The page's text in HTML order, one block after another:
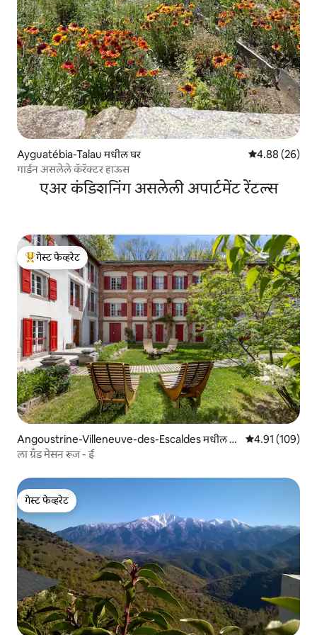
Ayguatébia-Talau मधील घर 5 पैकी 4.88
4.88 (26)
गार्डन असलेले कॅरॅक्टर हाऊस
एअर कंडिशनिंग असलेली अपार्टमेंट रेंटल्स
टॉप गेस्ट फेव्हरेट
गेस्ट फेव्हरेट
Angoustrine-Villeneuve-des-Escaldes मधील अ
पार्टमेंट
5 पैकी 4.91
4.91 (109)
ला ग्रँड मेसन रूज - ई
गेस्ट फेव्हरेट
गेस्ट फेव्हरेट